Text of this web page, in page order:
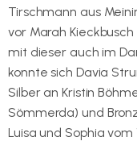
Tirschmann aus
vor Marah
mit dieser auch im
konnte sich Davia
Silber an Kristin
Sömmerda) und
Luisa und Sophia vom